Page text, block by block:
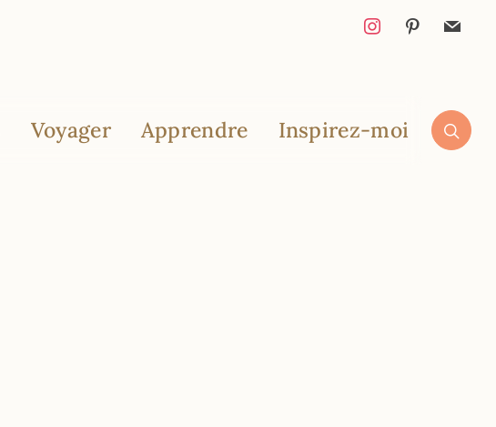
Voyager Apprendre Inspirez-moi